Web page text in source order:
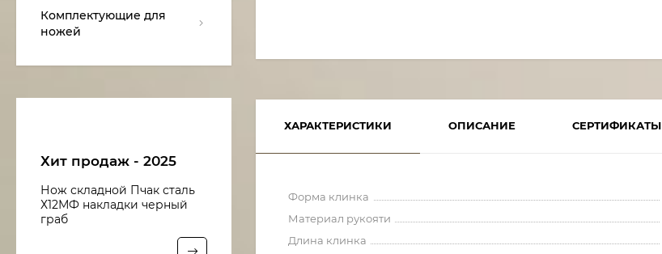
ХАРАКТЕРИСТИКИ ОПИСАНИЕ СЕРТИФИКАТЫ
Форма клинка
Материал рукояти
Длина клинка
Комплектующие для
ножей
Хит продаж - 2025
Нож складной Пчак сталь
Х12МФ накладки черный
граб